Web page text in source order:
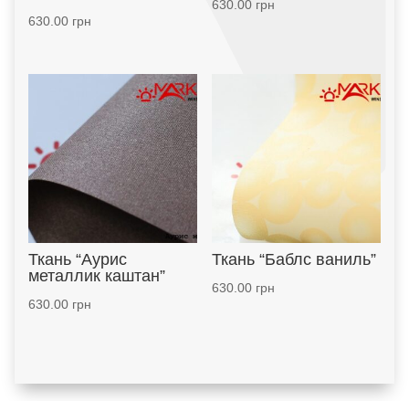
630.00грн
630.00грн
Ткань “Аурис
металлик каштан”
630.00грн
Ткань “Баблс ваниль”
630.00грн